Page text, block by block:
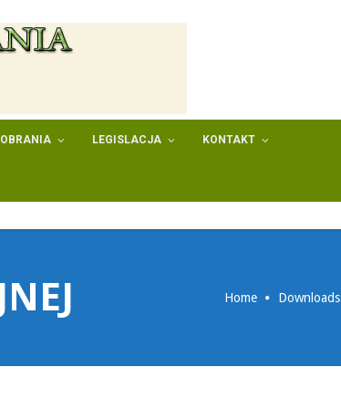
LEGISLACJA KONTAKT
Home Downloads